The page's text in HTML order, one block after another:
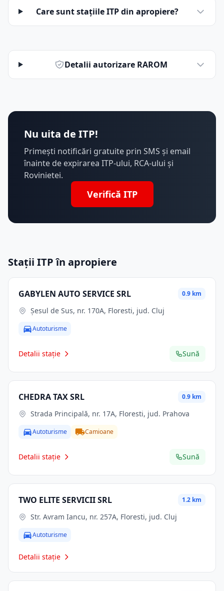
Care sunt stațiile ITP din apropiere?
Detalii autorizare RAROM
Nu uita de ITP!
Primești notificări gratuite prin SMS și email
înainte de expirarea ITP-ului, RCA-ului și
Rovinietei.
Verifică ITP
Stații ITP în apropiere
GABYLEN AUTO SERVICE SRL 0.9 km
Șesul de Sus, nr. 170A, Floresti, jud. Cluj
Autoturisme
Detalii stație Sună
CHEDRA TAX SRL 0.9 km
Strada Principală, nr. 17A, Floresti, jud. Prahova
Autoturisme Camioane
Detalii stație Sună
TWO ELITE SERVICII SRL 1.2 km
Str. Avram Iancu, nr. 257A, Floresti, jud. Cluj
Autoturisme
Detalii stație